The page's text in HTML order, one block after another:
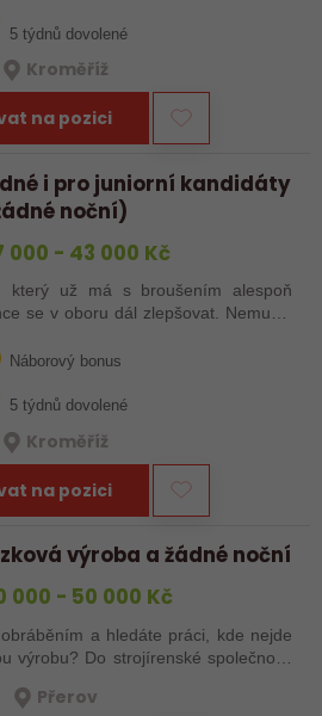
5 týdnů dovolené
Kroměříž
na pozici
i pro juniorní kandidáty
noční)
000 - 43 000 Kč
který už má s broušením alespoň
v oboru dál zlepšovat. Nemusíš
Náborový bonus
5 týdnů dovolené
Kroměříž
na pozici
výroba a žádné noční
000 - 50 000 Kč
a hledáte práci, kde nejde
společnosti
Přerov